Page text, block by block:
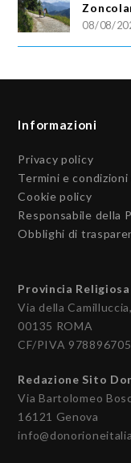
08/08/
Informazioni
Privacy policy
Termini e condizioni
Cookie policy
Responsabile della
Obblighi di
Provincia
Via della
00135 ROMA
CF/PIVA
Redazione Sito
Via Bartolomeo
16121 Genova